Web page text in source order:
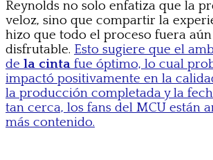
Reynolds no solo enfatiza que la
veloz, sino que compartir la
hizo que todo el proceso fuera
disfrutable. Esto sugiere que el
de la cinta fue óptimo, lo cual
impactó positivamente en la
la producción completada y la
tan cerca, los fans del MCU están
más contenido.